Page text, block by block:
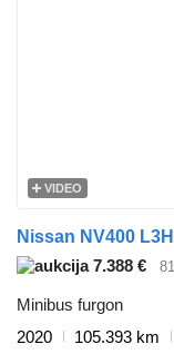
VIDEO
Nissan NV400
7.388 €
Minibus furgon
2020
105.393 km